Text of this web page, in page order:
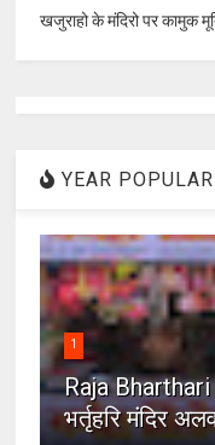
खजुराहो के मंदिरो पर कामुक
YEAR POPULAR
1
Raja Bharthari
भर्तृहरि मंदिर